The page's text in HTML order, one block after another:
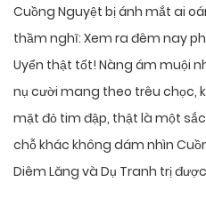
Cuồng Nguyệt bị ánh mắt ai
thầm nghĩ: Xem ra đêm nay
Uyển thật tốt! Nàng ám muội
nụ cười mang theo trêu chọc,
mặt đỏ tim đập, thật là một
chỗ khác không dám nhìn
Diêm Lăng và Dụ Tranh trị